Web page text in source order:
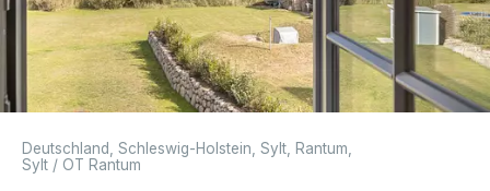
Deutschland Schleswig-Holstein Sylt Rantum
Sylt / OT Rantum